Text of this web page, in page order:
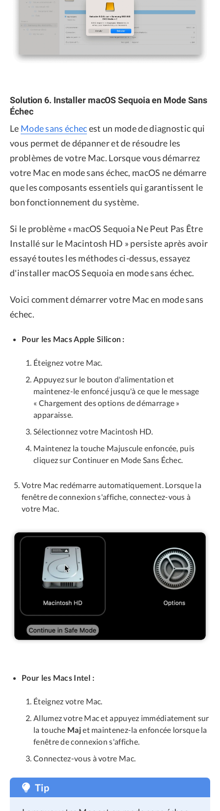
Solution 6. Installer macOS Sequoia en Mode Sans
Échec
Le Mode sans échecest un mode de diagnostic qui
vous permet de dépanner et de résoudre les
problèmes de votre Mac. Lorsque vous démarrez
votre Mac en mode sans échec, macOS ne démarre
que les composants essentiels qui garantissent le
bon fonctionnement du système.
Si le problème « macOS Sequoia Ne Peut Pas Être
Installé sur le Macintosh HD » persiste après avoir
essayé toutes les méthodes ci-dessus, essayez
d'installer macOS Sequoia en mode sans échec.
Voici comment démarrer votre Mac en mode sans
échec.
Pour les Macs Apple Silicon :
Éteignez votre Mac.
Appuyez sur le bouton d'alimentation et
maintenez-le enfoncé jusqu'à ce que le message
« Chargement des options de démarrage »
apparaisse.
Sélectionnez votre Macintosh HD.
Maintenez la touche Majuscule enfoncée, puis
cliquez sur Continuer en Mode Sans Échec.
Votre Mac redémarre automatiquement. Lorsque la
fenêtre de connexion s'affiche, connectez-vous à
votre Mac.
Pour les Macs Intel :
Éteignez votre Mac.
Allumez votre Mac et appuyez immédiatement sur
la touche Majet maintenez-la enfoncée lorsque la
fenêtre de connexion s'affiche.
Connectez-vous à votre Mac.
Tip